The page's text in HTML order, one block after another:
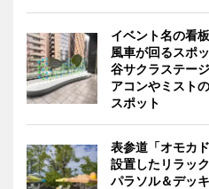
イベント名の看
風車が回るスポ
谷サクラステー
アコンやミスト
スポット
表参道「オモカ
設置したリラッ
パラソル＆デッ